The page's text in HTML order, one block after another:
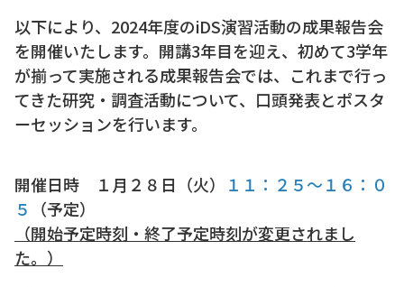
以下により、2024年度のiDS演習活動の成果報告会
を開催いたします。開講3年目を迎え、初めて3学年
が揃って実施される成果報告会では、これまで行っ
てきた研究・調査活動について、口頭発表とポスタ
ーセッションを行います。
開催日時 １月２８日（火）
１１：２５～１６：０
５
（予定）
（開始予定時刻・終了予定時刻が変更されまし
た。）